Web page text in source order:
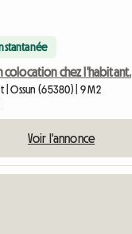
colocation chez l'habitant.
| Ossun (65380) | 9 M2
Voir l'annonce